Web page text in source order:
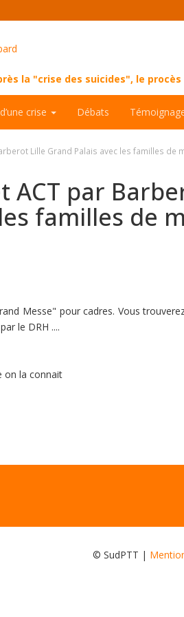
la "crise des suicides", le
crise Débats
Lille Grand Palais avec les familles de
ACT par
familles de
Messe" pour cadres. Vous
le DRH ....
on la connait
© SudPTT |